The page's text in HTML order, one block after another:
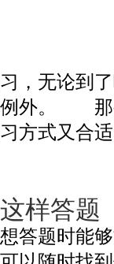
无论到了
例外。 那
方式又合
样答题
题时能够